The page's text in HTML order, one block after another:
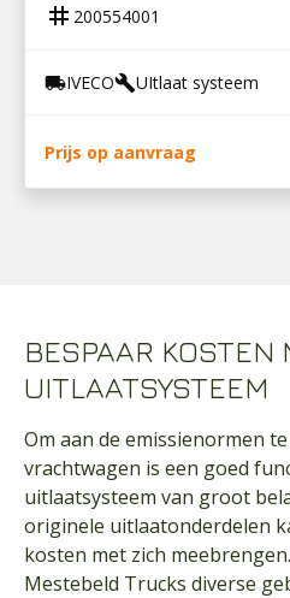
tag 200554001
local_shippingIVECObuildUItlaat systeem
Prijs op aanvraag
BESPAAR KOSTEN
UITLAATSYSTEEM
Om aan de emissienormen
vrachtwagen is een goed
uitlaatsysteem van groot
originele uitlaatonderdelen
kosten met zich
Mestebeld Trucks diverse